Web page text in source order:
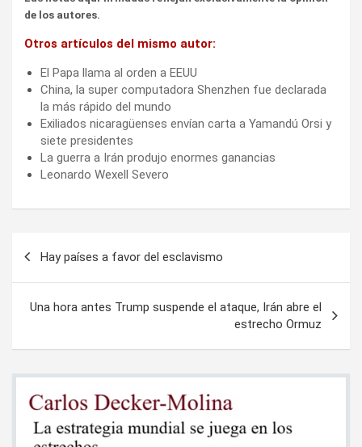
de los autores.
Otros artículos del mismo autor:
El Papa llama al orden a EEUU
China, la super computadora Shenzhen fue declarada
la más rápido del mundo
Exiliados nicaragüenses envían carta a Yamandú Orsi y
siete presidentes
La guerra a Irán produjo enormes ganancias
Leonardo Wexell Severo
entradas
Hay países a favor del esclavismo
Una hora antes Trump suspende el ataque, Irán abre el
estrecho Ormuz